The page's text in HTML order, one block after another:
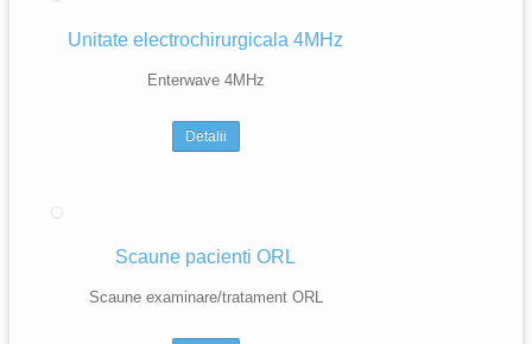
Unitate electrochirurgicala 4MHz
Enterwave 4MHz
Detalii
Scaune pacienti ORL
Scaune examinare/tratament ORL